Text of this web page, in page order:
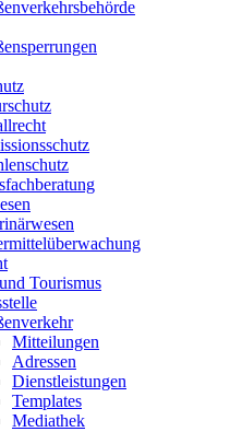
Tourismus
Mitteilungen
Adressen
Dienstleistungen
Templates
Mediathek